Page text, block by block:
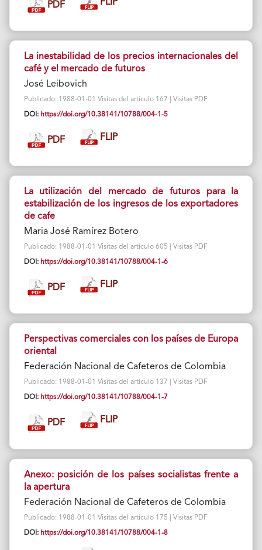
PDF FLIP
La inestabilidad de los precios internacionales del
café y el mercado de futuros
José Leibovich
Publicado: 1988-01-01 Visitas del artículo 167 | Visitas PDF
DOI: https://doi.org/10.38141/10788/004-1-5
PDF FLIP
La utilización del mercado de futuros para la
estabilización de los ingresos de los exportadores
de cafe
Maria José Ramírez Botero
Publicado: 1988-01-01 Visitas del artículo 605 | Visitas PDF
DOI: https://doi.org/10.38141/10788/004-1-6
PDF FLIP
Perspectivas comerciales con los países de Europa
oriental
Federación Nacional de Cafeteros de Colombia
Publicado: 1988-01-01 Visitas del artículo 137 | Visitas PDF
DOI: https://doi.org/10.38141/10788/004-1-7
PDF FLIP
Anexo: posición de los países socialistas frente a
la apertura
Federación Nacional de Cafeteros de Colombia
Publicado: 1988-01-01 Visitas del artículo 175 | Visitas PDF
DOI: https://doi.org/10.38141/10788/004-1-8